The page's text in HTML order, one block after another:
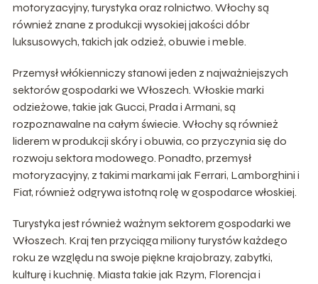
motoryzacyjny, turystyka oraz rolnictwo. Włochy są
również znane z produkcji wysokiej jakości dóbr
luksusowych, takich jak odzież, obuwie i meble.
Przemysł włókienniczy stanowi jeden z najważniejszych
sektorów gospodarki we Włoszech. Włoskie marki
odzieżowe, takie jak Gucci, Prada i Armani, są
rozpoznawalne na całym świecie. Włochy są również
liderem w produkcji skóry i obuwia, co przyczynia się do
rozwoju sektora modowego. Ponadto, przemysł
motoryzacyjny, z takimi markami jak Ferrari, Lamborghini i
Fiat, również odgrywa istotną rolę w gospodarce włoskiej.
Turystyka jest również ważnym sektorem gospodarki we
Włoszech. Kraj ten przyciąga miliony turystów każdego
roku ze względu na swoje piękne krajobrazy, zabytki,
kulturę i kuchnię. Miasta takie jak Rzym, Florencja i